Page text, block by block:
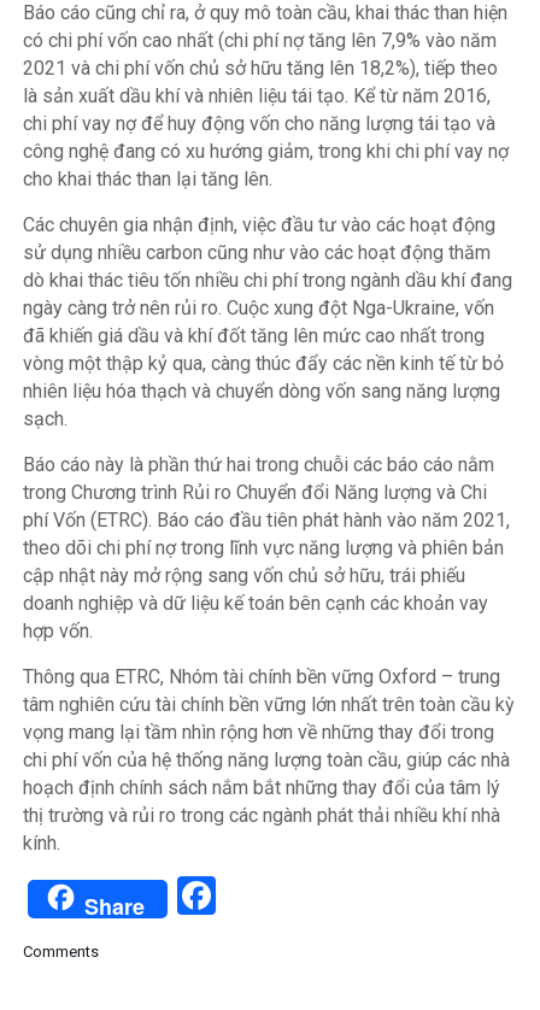
Báo cáo cũng chỉ ra, ở quy mô toàn cầu, khai thác than hiện
có chi phí vốn cao nhất (chi phí nợ tăng lên 7,9% vào năm
2021 và chi phí vốn chủ sở hữu tăng lên 18,2%), tiếp theo
là sản xuất dầu khí và nhiên liệu tái tạo. Kể từ năm 2016,
chi phí vay nợ để huy động vốn cho năng lượng tái tạo và
công nghệ đang có xu hướng giảm, trong khi chi phí vay nợ
cho khai thác than lại tăng lên.
Các chuyên gia nhận định, việc đầu tư vào các hoạt động
sử dụng nhiều carbon cũng như vào các hoạt động thăm
dò khai thác tiêu tốn nhiều chi phí trong ngành dầu khí đang
ngày càng trở nên rủi ro. Cuộc xung đột Nga-Ukraine, vốn
đã khiến giá dầu và khí đốt tăng lên mức cao nhất trong
vòng một thập kỷ qua, càng thúc đẩy các nền kinh tế từ bỏ
nhiên liệu hóa thạch và chuyển dòng vốn sang năng lượng
sạch.
Báo cáo này là phần thứ hai trong chuỗi các báo cáo nằm
trong Chương trình Rủi ro Chuyển đổi Năng lượng và Chi
phí Vốn (ETRC). Báo cáo đầu tiên phát hành vào năm 2021,
theo dõi chi phí nợ trong lĩnh vực năng lượng và phiên bản
cập nhật này mở rộng sang vốn chủ sở hữu, trái phiếu
doanh nghiệp và dữ liệu kế toán bên cạnh các khoản vay
hợp vốn.
Thông qua ETRC, Nhóm tài chính bền vững Oxford – trung
tâm nghiên cứu tài chính bền vững lớn nhất trên toàn cầu kỳ
vọng mang lại tầm nhìn rộng hơn về những thay đổi trong
chi phí vốn của hệ thống năng lượng toàn cầu, giúp các nhà
hoạch định chính sách nắm bắt những thay đổi của tâm lý
thị trường và rủi ro trong các ngành phát thải nhiều khí nhà
kính.
Share
Comments